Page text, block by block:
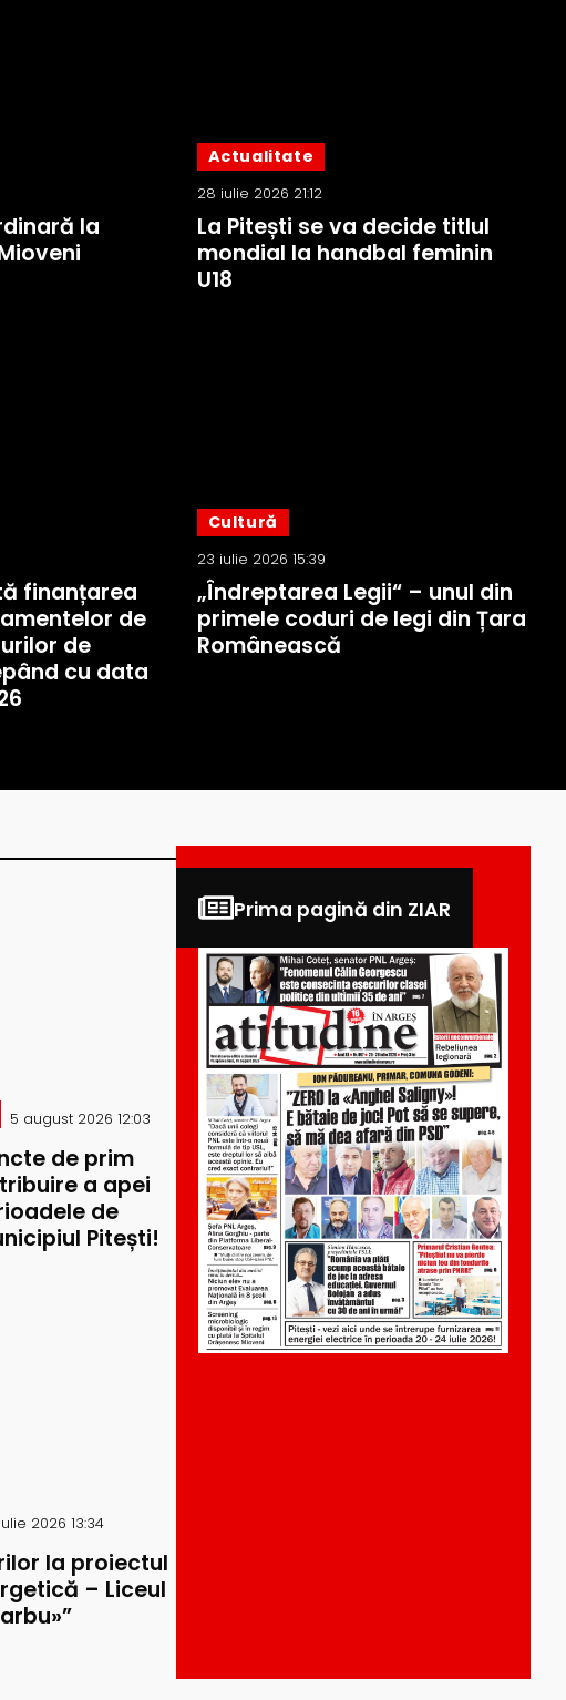
la
Actualitate
28 iulie 2026 21:12
La Pitești se va decide titlul
mondial la handbal feminin
U18
finanțarea
de
de
cu data
Cultură
23 iulie 2026 15:39
„Îndreptarea Legii“ – unul din
primele coduri de legi din Țara
Românească
5 august 2026 12:03
de prim
a apei
de
Pitești!
2026 13:34
la proiectul
– Liceul
Prima pagină din ZIAR